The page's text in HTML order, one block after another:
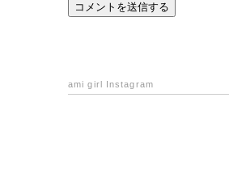
ami girl Instagram